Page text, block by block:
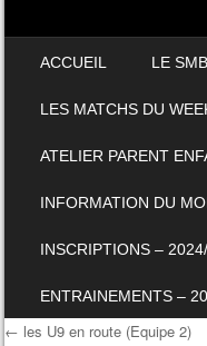
ACCUEIL LE
LES MATCHS DU
ATELIER PARENT
INFORMATION DU
INSCRIPTIONS –
ENTRAINEMENTS –
← les U9 en route (Equipe 2)